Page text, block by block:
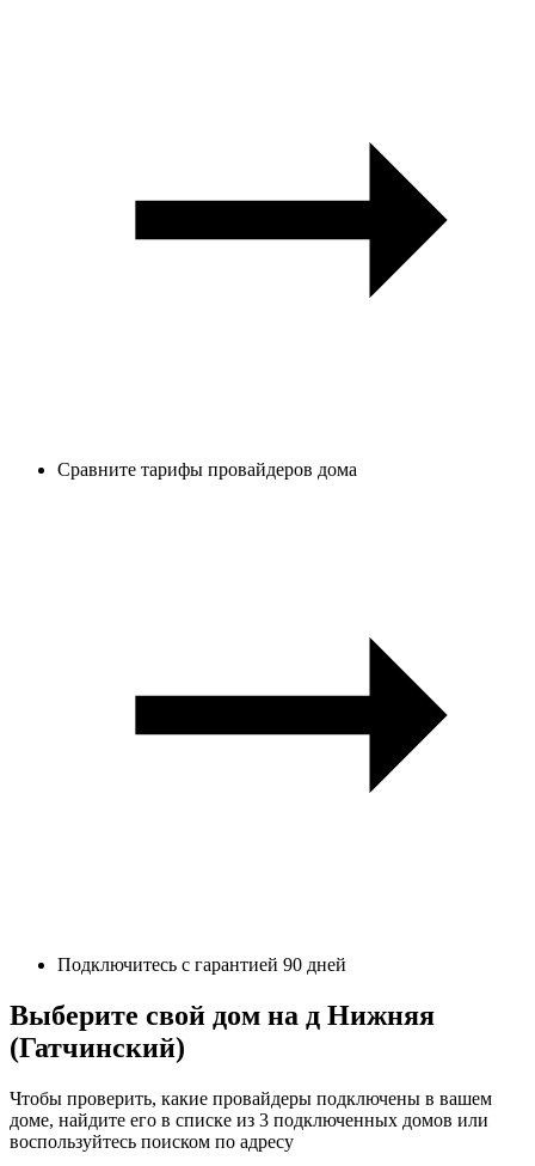
Сравните тарифы провайдеров дома
Подключитесь с гарантией 90 дней
Выберите свой дом на д Нижняя
(Гатчинский)
Чтобы проверить, какие провайдеры подключены в вашем
доме, найдите его в списке из 3 подключенных домов или
воспользуйтесь поиском по адресу